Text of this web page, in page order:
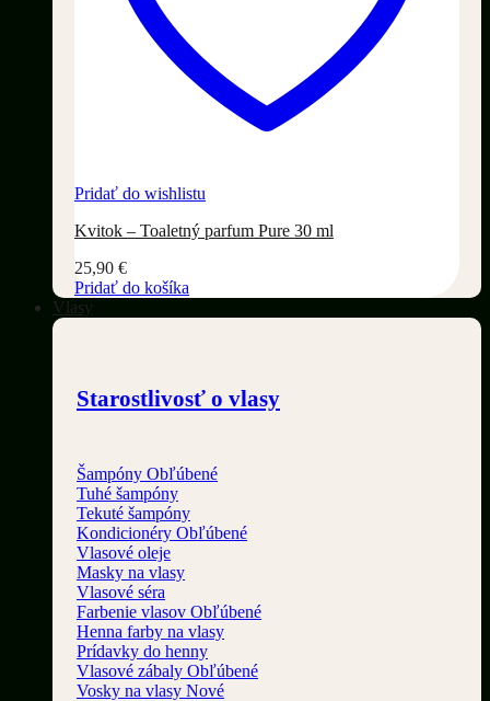
Pridať do wishlistu
Kvitok – Toaletný parfum Pure 30 ml
25,90 €
Pridať do košíka
Vlasy
Starostlivosť o vlasy
Šampóny
Tuhé šampóny
Tekuté šampóny
Kondicionéry
Vlasové oleje
Masky na vlasy
Vlasové séra
Farbenie vlasov
Henna farby na vlasy
Prídavky do henny
Vlasové zábaly
Vosky na vlasy